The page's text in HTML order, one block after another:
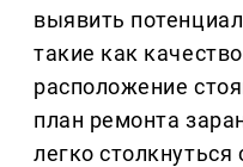
выявить
такие как
расположение
план ремонта
легко